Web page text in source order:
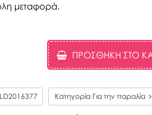
μεταφορά.
ΠΡΟΣΘΉΚΗ ΣΤΟ
LD2016377 Κατηγορία Για την παραλία